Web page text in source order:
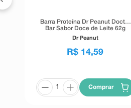
Barra Proteína Dr Peanut Doctor
Bar Sabor Doce de Leite 62g
Dr Peanut
R$ 14,59
Comprar